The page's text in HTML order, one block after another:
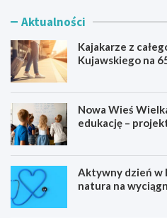
Aktualności
Kajakarze z
Kujawskiego na
Nowa Wieś
edukację –
Aktywny dzień w
natura na